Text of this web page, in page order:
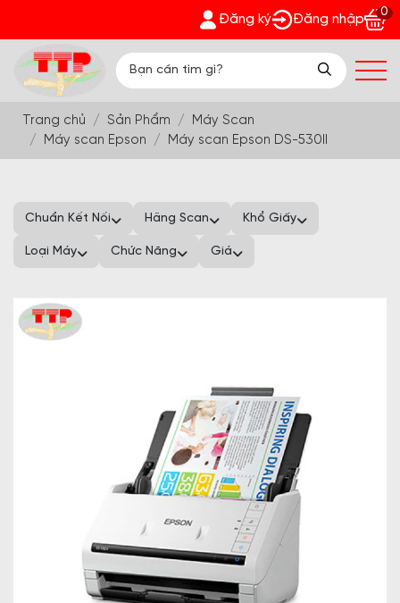
Phát - Nhận quà bất ngờ Đón Hè Sang chi tiết tại 'Khuyến
Đăng ký Đăng nhập
0
Trang chủ Sản Phẩm
Máy Scan
Máy scan Epson
Máy scan Epson DS-530II
Chuẩn Kết Nối Hãng Scan Khổ Giấy
Loại Máy Chức Năng Giá